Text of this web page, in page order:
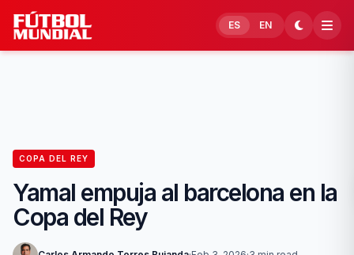
Skip to content
ES EN
COPA DEL REY
Yamal empuja al barcelona en la
Copa del Rey